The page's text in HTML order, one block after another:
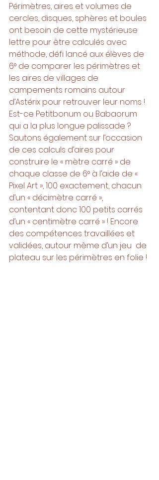
Périmètres, aires et volumes de
cercles, disques, sphères et boules
ont besoin de cette mystérieuse
lettre pour être calculés avec
méthode, défi lancé aux élèves de
6° de comparer les périmètres et
les aires de villages de
campements romains autour
d’Astérix pour retrouver leur noms !
Est-ce Petitbonum ou Babaorum
qui a la plus longue palissade ?
Sautons également sur l’occasion
de ces calculs d’aires pour
construire le « mètre carré » de
chaque classe de 6° à l’aide de «
Pixel Art », 100 exactement, chacun
d’un « décimètre carré »,
contentant donc 100 petits carrés
d’un « centimètre carré » ! Encore
des compétences travaillées et
validées, autour même d’un jeu  de
plateau sur les périmètres en folie !